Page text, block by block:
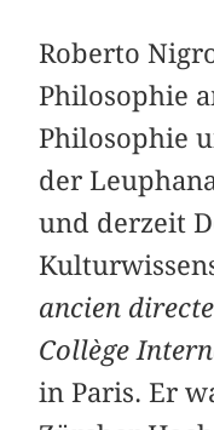
Roberto
Philosophie
Philosophie
der
und derzeit
ancien
Collège
in Paris. Er